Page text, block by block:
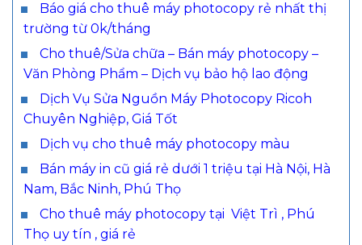
Báo giá cho thuê máy photocopy rẻ nhất thị
trường từ 0k/tháng
Cho thuê/Sửa chữa – Bán máy photocopy –
Văn Phòng Phẩm – Dịch vụ bảo hộ lao động
Dịch Vụ Sửa Nguồn Máy Photocopy Ricoh
Chuyên Nghiệp, Giá Tốt
Dịch vụ cho thuê máy photocopy màu
Bán máy in cũ giá rẻ dưới 1 triệu tại Hà Nội, Hà
Nam, Bắc Ninh, Phú Thọ
Cho thuê máy photocopy tại Việt Trì , Phú
Thọ uy tín , giá rẻ